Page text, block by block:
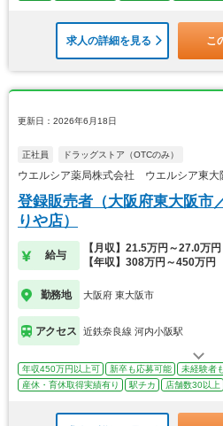
求人の詳細を見る こ
更新日：2026年6月18日
正社員 ドラッグストア（OTCのみ）
ウエルシア薬局株式会社 ウエルシア東大
登録販売者（大阪府東大阪市
りや店）
給与
【月収】21.5万円～27.0万円
【年収】308万円～450万円
勤務地 大阪府 東大阪市
アクセス 近鉄奈良線 河内小阪駅
年収450万円以上可 新卒も応募可能 未経験者
産休・育休取得実績有り
駅チカ 店舗数30以上